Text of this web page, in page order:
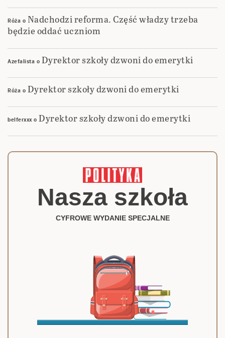
Róża o Nadchodzi reforma. Część władzy trzeba
będzie oddać uczniom
Azefalista o Dyrektor szkoły dzwoni do emerytki
Róża o Dyrektor szkoły dzwoni do emerytki
belferxxxo Dyrektor szkoły dzwoni do emerytki
Nasza szkoła
CYFROWE WYDANIE SPECJALNE